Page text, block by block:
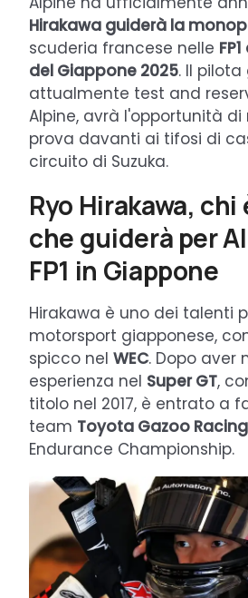
Hirakawa guiderà la
scuderia francese nelle
del Giappone 2025. Il
attualmente test and
Alpine, avrà l'opportunità
prova davanti ai tifosi di
circuito di Suzuka.
Ryo Hirakawa,
che guiderà per
FP1 in Giappone
Hirakawa è uno dei talenti
motorsport giapponese,
spicco nel WEC. Dopo aver
esperienza nel Super GT,
titolo nel 2017, è entrato a
team Toyota Gazoo Racing
Endurance Championship.